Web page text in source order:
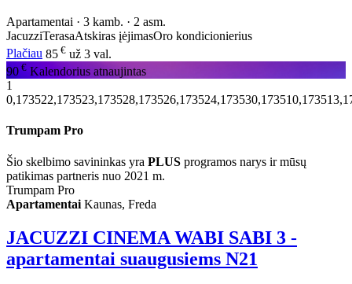
Apartamentai · 3 kamb. · 2 asm.
JacuzziTerasaAtskiras įėjimasOro kondicionierius
Plačiau 85 € už 3 val.
90 € Kalendorius atnaujintas
1
Trumpam Pro
Šio skelbimo savininkas yra PLUS programos narys ir mūsų
patikimas partneris nuo 2021 m.
Trumpam Pro
Apartamentai Kaunas, Freda
JACUZZI CINEMA WABI SABI 3 -
apartamentai suaugusiems N21